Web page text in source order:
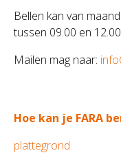
Bellen kan van
tussen 09.00 en
Mailen mag naar:
Hoe kan je FARA
plattegrond